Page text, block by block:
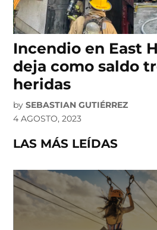
Incendio en East
deja como saldo
heridas
by SEBASTIAN GUTIÉRREZ
4 AGOSTO, 2023
LAS MÁS LEÍDAS